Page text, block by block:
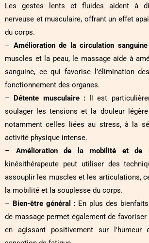
Les gestes lents et fluides aident à
nerveuse et musculaire, offrant un effet
du corps.
– Amélioration de la circulation
muscles et la peau, le massage aide à
sanguine, ce qui favorise l’élimination
fonctionnement des organes.
– Détente musculaire :Il est
soulager les tensions et la douleur
notamment celles liées au stress, à la
activité physique intense.
– Amélioration de la mobilité et de
kinésithérapeute peut utiliser des
assouplir les muscles et les articulations,
la mobilité et la souplesse du corps.
– Bien-être général : En plus des
de massage permet également de favoriser
en agissant positivement sur